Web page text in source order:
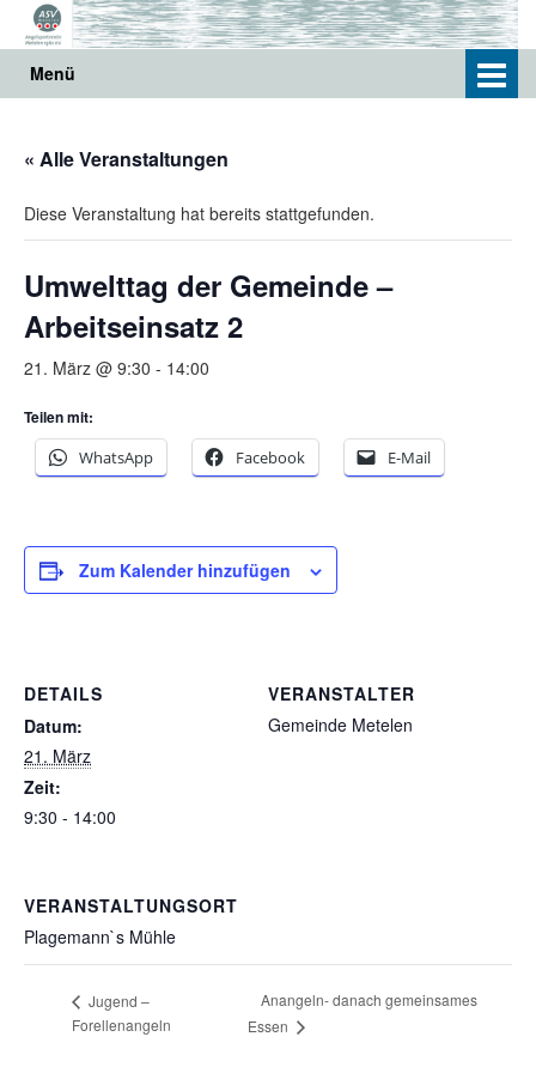
Springe
zum
Hauptmenü
Menü
« Alle Veranstaltungen
Diese Veranstaltung hat bereits stattgefunden.
Umwelttag der Gemeinde –
Arbeitseinsatz 2
21. März @ 9:30 - 14:00
Teilen mit:
WhatsApp
Facebook E-Mail
Zum Kalender hinzufügen
DETAILS
Datum:
21. März
Zeit:
9:30 - 14:00
VERANSTALTER
Gemeinde Metelen
VERANSTALTUNGSORT
Plagemann`s Mühle
Jugend –
Forellenangeln
Anangeln- danach gemeinsames
Essen